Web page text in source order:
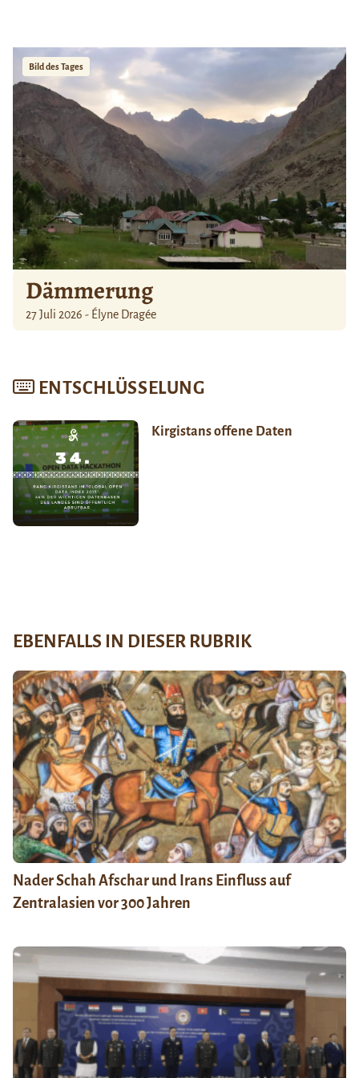
Bild des Tages
Dämmerung
27 Juli 2026 - Élyne Dragée
ENTSCHLÜSSELUNG
Kirgistans offene Daten
EBENFALLS IN DIESER RUBRIK
Nader Schah Afschar und Irans Einfluss auf
Zentralasien vor 300 Jahren